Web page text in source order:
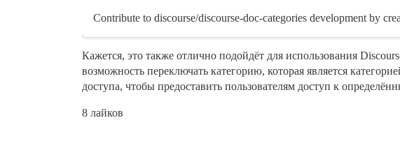
Contribute to discourse/discourse-doc-categories development by
Кажется, это также отлично подойдёт для использования
возможность переключать категорию, которая является
доступа, чтобы предоставить пользователям доступ к
8 лайков